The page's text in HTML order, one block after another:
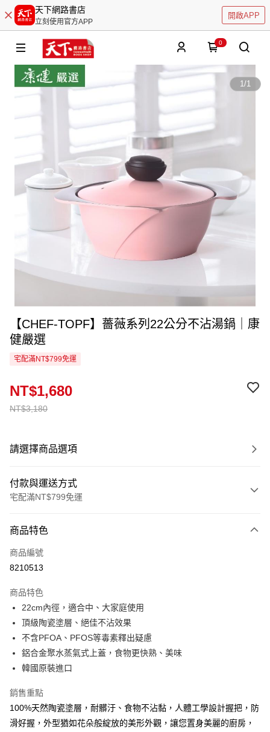
天下網路書店
立刻使用官方APP
開啟APP
0
1/1
【CHEF-TOPF】薔薇系列22公分不沾湯鍋｜康
健嚴選
宅配滿NT$799免運
NT$3,180
NT$1,680
請選擇商品選項
付款與運送方式
宅配滿NT$799免運
信用卡一次付款
LINE Pay
街口支付
悠遊付
ATM付款
宅配
每筆NT$70，滿NT$799(含以上)免運費
商品特色
商品編號
8210513
商品特色
22cm內徑，適合中、大家庭使用
頂級陶瓷塗層、絕佳不沾效果
不含PFOA、PFOS等毒素釋出疑慮
鋁合金聚水蒸氣式上蓋，食物更快熟、美味
韓國原裝進口
銷售重點
100%天然陶瓷塗層，耐髒汙、食物不沾黏，人體工學設計握把，防
滑好握，外型猶如花朵般綻放的美形外觀，讓您置身美麗的廚房，